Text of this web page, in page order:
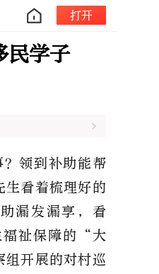
打开
民学子
领到补助能帮
看着梳理好的
漏发漏享，看
福祉保障的“大
开展的对村巡